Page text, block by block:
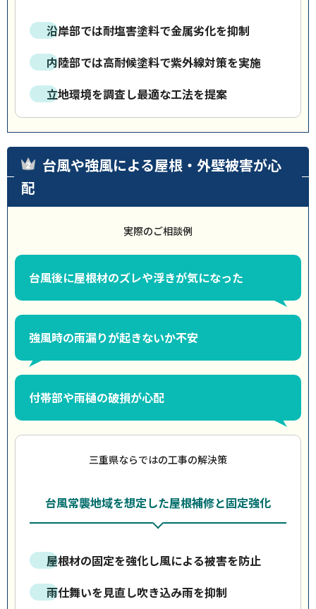
沿岸部では耐塩害塗料で金属劣化を抑制
内陸部では高耐候塗料で紫外線対策を実施
立地環境を調査し最適な工法を提案
台風や強風による屋根・外壁被害が心
配
実際のご相談例
台風後に屋根材のズレや浮きが気になった
強風時の雨漏りが起きないか不安
付帯部や雨樋の破損が心配
三重県ならではの工事の解決策
台風常襲地域を想定した屋根補修と固定強化
屋根材の固定を強化し風による被害を防止
雨仕舞いを見直し吹き込み雨を抑制